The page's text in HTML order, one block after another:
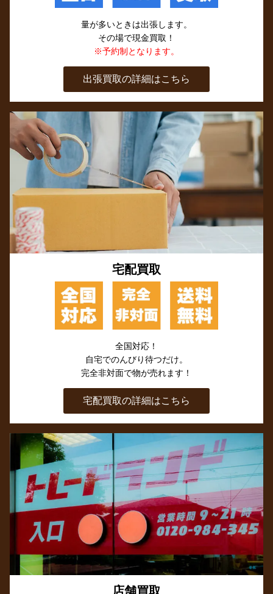
量が多いときは出張します。
その場で現金買取！
※予約制となります。
出張買取の詳細はこちら
宅配買取
全国対応！
自宅でのんびり待つだけ。
完全非対面で物が売れます！
宅配買取の詳細はこちら
店舗買取